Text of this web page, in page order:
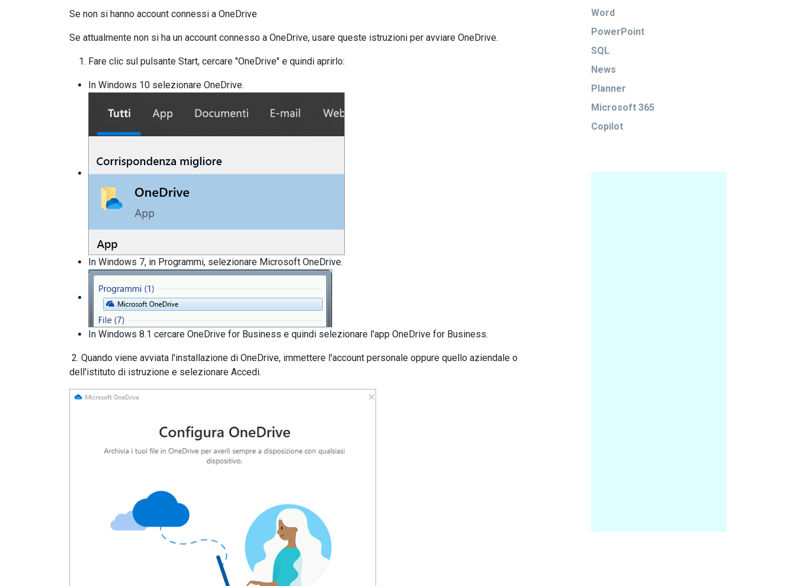
Se non si hanno account connessi a OneDrive
Se attualmente non si ha un account connesso a OneDrive, usare queste istruzioni per avviare OneDrive.
Fare clic sul pulsante Start, cercare "OneDrive" e quindi aprirlo:
In Windows 10 selezionare OneDrive.
In Windows 7, in Programmi, selezionare Microsoft OneDrive.
In Windows 8.1 cercare OneDrive for Business e quindi selezionare l'app OneDrive for Business.
2. Quando viene avviata l'installazione di OneDrive, immettere l'account personale oppure quello aziendale o
dell'istituto di istruzione e selezionare Accedi.
Word
PowerPoint
SQL
News
Planner
Microsoft 365
Copilot